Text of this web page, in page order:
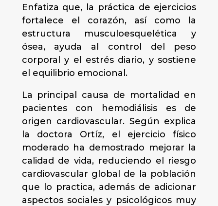
Enfatiza que, la práctica de ejercicios
fortalece el corazón, así como la
estructura musculoesquelética y
ósea, ayuda al control del peso
corporal y el estrés diario, y sostiene
el equilibrio emocional.
La principal causa de mortalidad en
pacientes con hemodiálisis es de
origen cardiovascular. Según explica
la doctora Ortíz, el ejercicio físico
moderado ha demostrado mejorar la
calidad de vida, reduciendo el riesgo
cardiovascular global de la población
que lo practica, además de adicionar
aspectos sociales y psicológicos muy